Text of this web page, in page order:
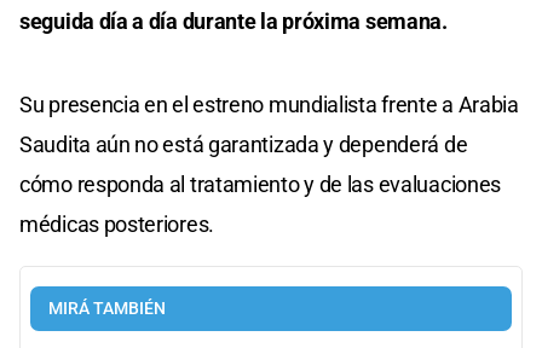
seguida día a día durante la próxima semana.
Su presencia en el estreno mundialista frente a Arabia
Saudita aún no está garantizada y dependerá de
cómo responda al tratamiento y de las evaluaciones
médicas posteriores.
MIRÁ TAMBIÉN